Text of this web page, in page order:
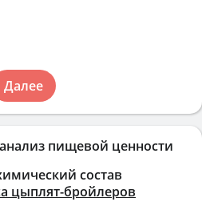
пищевой ценности
состав
цыплят-бройлеров
Далее